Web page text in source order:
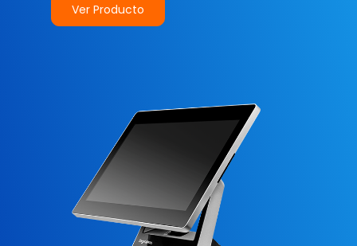
Ver Producto